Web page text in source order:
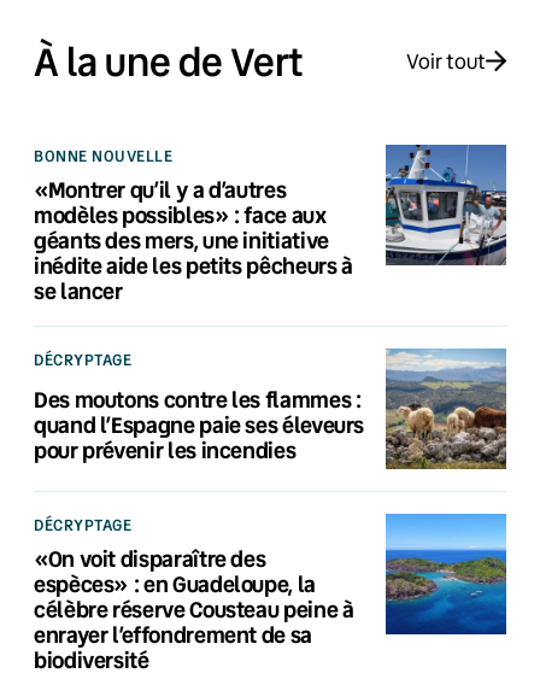
À la une de Vert Voir tout
BONNE NOUVELLE
«Montrer qu’il y a d’autres
modèles possibles» : face aux
géants des mers, une initiative
inédite aide les petits pêcheurs à
se lancer
DÉCRYPTAGE
Des moutons contre les flammes :
quand l’Espagne paie ses éleveurs
pour prévenir les incendies
DÉCRYPTAGE
«On voit disparaître des
espèces» : en Guadeloupe, la
célèbre réserve Cousteau peine à
enrayer l’effondrement de sa
biodiversité